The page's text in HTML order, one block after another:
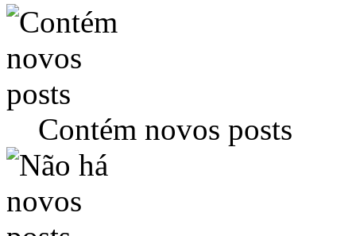
Contém novos posts